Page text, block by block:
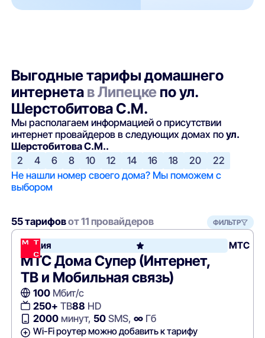
Выгодные тарифы домашнего
интернета в Липецке по ул.
Шерстобитова С.М.
Мы располагаем информацией о присутствии
интернет провайдеров в следующих домах поул.
Шерстобитова С.М..
2
4 6 8 10 12 14 16 18 20
22
Не нашли номер своего дома? Мы поможем с
выбором
55 тарифовот 11 провайдеров ФИЛЬТР
Акция МТС
МТС Дома Супер (Интернет,
ТВ и Мобильная связь)
100Мбит/с
250+ ТВ88 HD
2000минут, 50SMS, ∞Гб
Wi-Fi роутер можно добавить к тарифу